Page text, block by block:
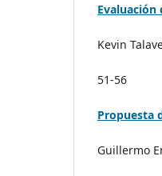
Evaluación
Kevin
51-56
Propuesta
Guillermo